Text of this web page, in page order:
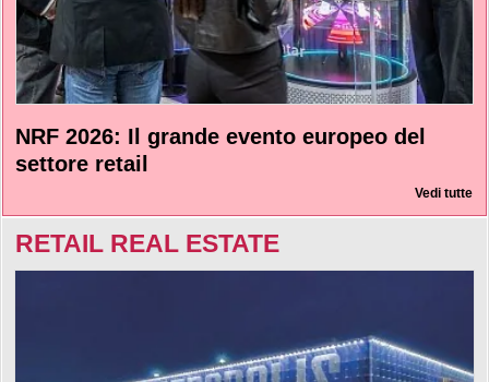
NRF 2026: Il grande evento europeo del
settore retail
Vedi tutte
RETAIL REAL ESTATE